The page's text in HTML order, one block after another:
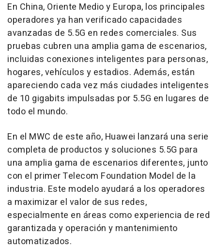
En China, Oriente Medioy Europa, los principales
operadores ya han verificado capacidades
avanzadas de 5.5G en redes comerciales. Sus
pruebas cubren una amplia gama de escenarios,
incluidas conexiones inteligentes para personas,
hogares, vehículos y estadios. Además, están
apareciendo cada vez más ciudades inteligentes
de 10 gigabits impulsadas por 5.5G en lugares de
todo el mundo.
En el MWC de este año, Huawei lanzará una serie
completa de productos y soluciones 5.5G para
una amplia gama de escenarios diferentes, junto
con el primer Telecom Foundation Model de la
industria. Este modelo ayudará a los operadores
a maximizar el valor de sus redes,
especialmente en áreas como experiencia de red
garantizada y operación y mantenimiento
automatizados.